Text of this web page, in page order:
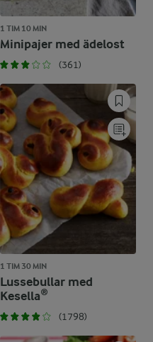
1 TIM 10 MIN
Minipajer med ädelost
(361)
1 TIM 30 MIN
Lussebullar med
Kesella®
(1798)